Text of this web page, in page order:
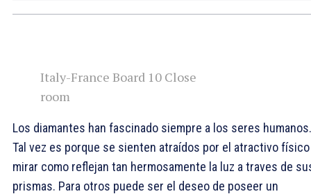
Italy-France Board 10 Close
room
Los diamantes han fascinado siempre a los seres humanos.
Tal vez es porque se sienten atraídos por el atractivo
mirar como reflejan tan hermosamente la luz a traves de
prismas. Para otros puede ser el deseo de poseer un